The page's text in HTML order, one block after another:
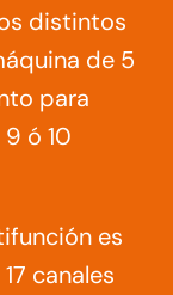
distintos
de 5
para
ó 10
es
canales